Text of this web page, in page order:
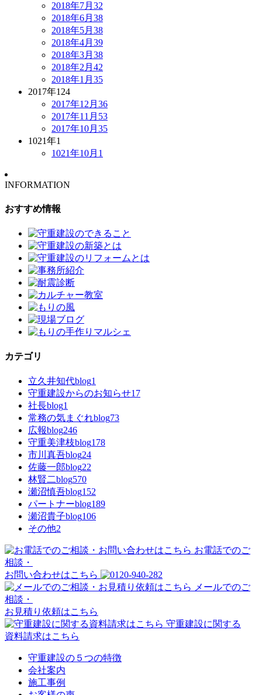
2018年7月 32
2018年6月 38
2018年5月 38
2018年4月 39
2018年3月 38
2018年2月 42
2018年1月 35
2017年124
2017年12月 36
2017年11月 53
2017年10月 35
1021年1
1021年10月 1
INFORMATION
おすすめ情報
カテゴリ
立久井知代blog1
守重建設からのお知らせ17
社長blog1
常務の気まぐれblog73
広報blog246
守重美津枝blog178
市川真吾blog24
佐藤一郎blog22
林賢二blog570
瀬沼慎吾blog152
パートナーblog189
瀬沼貴子blog106
その他2
お電話でのご
相談・
お問い合わせはこちら
メールでのご
相談・
お見積り依頼はこちら
守重建設に関する
資料請求はこちら
守重建設の５つの特徴
会社案内
施工事例